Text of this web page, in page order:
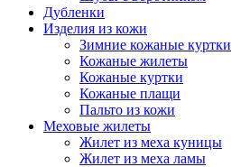
Дубленки
Изделия из кожи
Зимние кожаные куртки
Кожаные жилеты
Кожаные куртки
Кожаные плащи
Пальто из кожи
Меховые жилеты
Жилет из меха куницы
Жилет из меха ламы